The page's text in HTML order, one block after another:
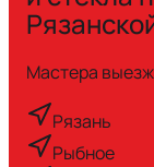
Мастера
Рязань
Рыбное